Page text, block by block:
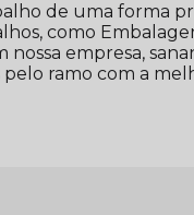
de uma forma
como
empresa,
ramo com a